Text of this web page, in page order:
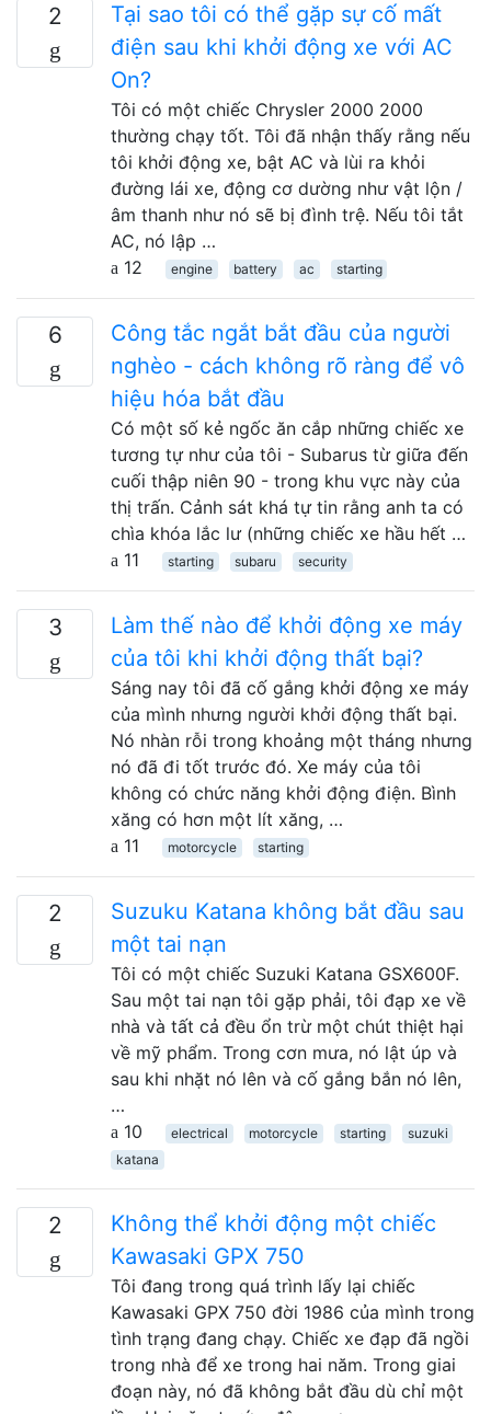
2
Tại sao tôi có thể gặp sự cố mất
điện sau khi khởi động xe với AC
On?
Tôi có một chiếc Chrysler 2000 2000
thường chạy tốt. Tôi đã nhận thấy rằng nếu
tôi khởi động xe, bật AC và lùi ra khỏi
đường lái xe, động cơ dường như vật lộn /
âm thanh như nó sẽ bị đình trệ. Nếu tôi tắt
AC, nó lập …
12
engine battery ac starting
6
Công tắc ngắt bắt đầu của người
nghèo - cách không rõ ràng để vô
hiệu hóa bắt đầu
Có một số kẻ ngốc ăn cắp những chiếc xe
tương tự như của tôi - Subarus từ giữa đến
cuối thập niên 90 - trong khu vực này của
thị trấn. Cảnh sát khá tự tin rằng anh ta có
chìa khóa lắc lư (những chiếc xe hầu hết …
11
starting subaru security
3
Làm thế nào để khởi động xe máy
của tôi khi khởi động thất bại?
Sáng nay tôi đã cố gắng khởi động xe máy
của mình nhưng người khởi động thất bại.
Nó nhàn rỗi trong khoảng một tháng nhưng
nó đã đi tốt trước đó. Xe máy của tôi
không có chức năng khởi động điện. Bình
xăng có hơn một lít xăng, …
11
motorcycle starting
2
Suzuku Katana không bắt đầu sau
một tai nạn
Tôi có một chiếc Suzuki Katana GSX600F.
Sau một tai nạn tôi gặp phải, tôi đạp xe về
nhà và tất cả đều ổn trừ một chút thiệt hại
về mỹ phẩm. Trong cơn mưa, nó lật úp và
sau khi nhặt nó lên và cố gắng bắn nó lên,
…
10
electrical motorcycle starting
suzuki
katana
2
Không thể khởi động một chiếc
Kawasaki GPX 750
Tôi đang trong quá trình lấy lại chiếc
Kawasaki GPX 750 đời 1986 của mình trong
tình trạng đang chạy. Chiếc xe đạp đã ngồi
trong nhà để xe trong hai năm. Trong giai
đoạn này, nó đã không bắt đầu dù chỉ một